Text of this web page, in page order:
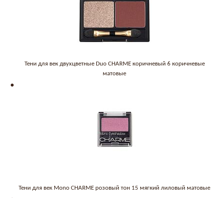
Тени для век двухцветные Duo CHARME коричневый 6 коричневые
матовые
Тени для век Mono CHARME розовый тон 15 мягкий лиловый матовые